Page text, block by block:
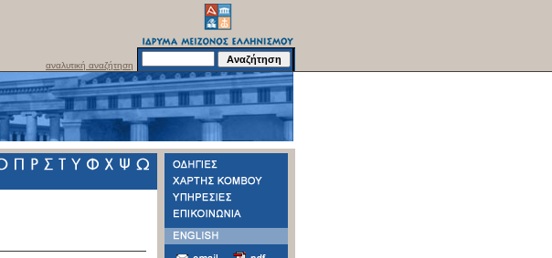
αναλυτική αναζήτηση